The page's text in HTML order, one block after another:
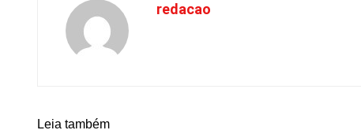
redacao
Leia também